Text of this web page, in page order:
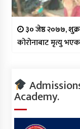
३० जेष्ठ २०७७,
कोरोनाबाट मृत्यु
Academy.